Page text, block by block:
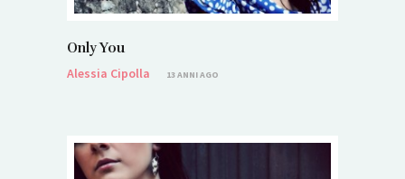
Only You
Alessia Cipolla
13 ANNI AGO